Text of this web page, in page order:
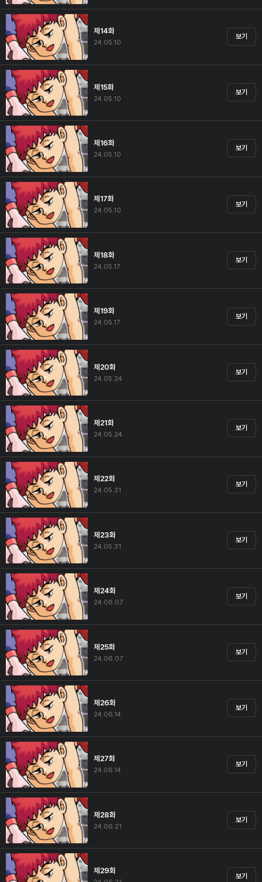
제14화
24.05.10
보기
제15화
24.05.10
보기
제16화
24.05.10
보기
제17화
24.05.10
보기
제18화
24.05.17
보기
제19화
24.05.17
보기
제20화
24.05.24
보기
제21화
24.05.24
보기
제22화
24.05.31
보기
제23화
24.05.31
보기
제24화
24.06.07
보기
제25화
24.06.07
보기
제26화
24.06.14
보기
제27화
24.06.14
보기
제28화
24.06.21
보기
제29화
보기